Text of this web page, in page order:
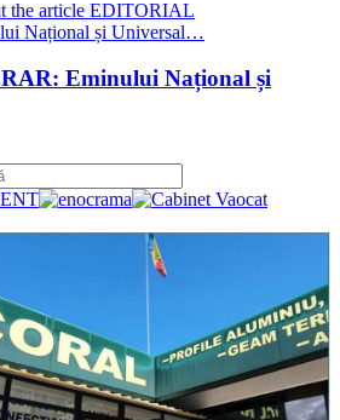
Eminului Național și
Escape
close